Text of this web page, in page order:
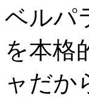
ベルパ
を本格
ャだか